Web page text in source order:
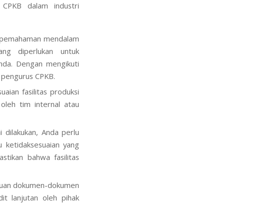
dalam industri
mendalam
diperlukan untuk
Dengan mengikuti
CPKB.
fasilitas produksi
oleh tim internal atau
dilakukan, Anda perlu
yang
bahwa fasilitas
dokumen-dokumen
lanjutan oleh pihak